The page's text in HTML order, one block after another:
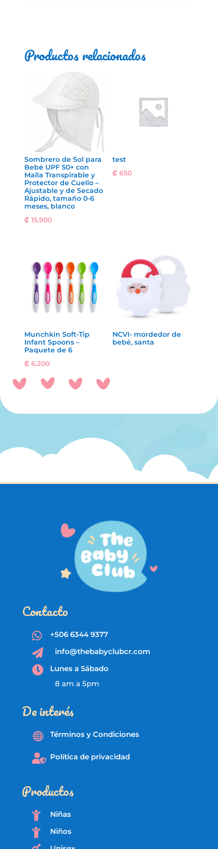
Productos relacionados
Sombrero de Sol para
Bebé UPF 50+ con
Malla Transpirable y
Protector de Cuello –
Ajustable y de Secado
Rápido, tamaño 0-6
meses, blanco
₡ 15.900
test
₡650
Munchkin Soft-Tip
Infant Spoons –
Paquete de 6
₡ 6.200
NCVI- mordedor de
bebé, santa
Contacto
 +506 6344 9377
 info@thebabyclubcr.com

Lunes a Sábado
8 am a 5pm
De interés
 Términos y Condiciones
 Política de privacidad
Productos
 Niñas
 Niños